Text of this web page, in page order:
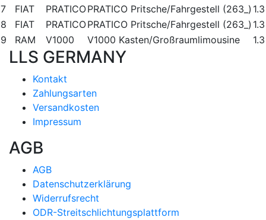
7
FIAT PRATICOPRATICO Pritsche/Fahrgestell (263_)
8
FIAT PRATICOPRATICO Pritsche/Fahrgestell (263_)
9
RAM V1000 V1000 Kasten/Großraumlimousine 1.3
LLS GERMANY
Kontakt
Zahlungsarten
Versandkosten
Impressum
AGB
AGB
Datenschutzerklärung
Widerrufsrecht
ODR-Streitschlichtungsplattform